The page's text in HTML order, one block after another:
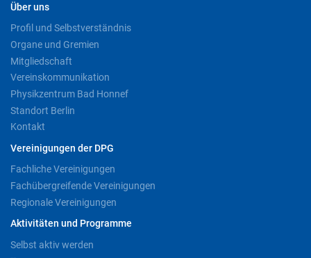
Über uns
Profil und Selbstverständnis
Organe und Gremien
Mitgliedschaft
Vereinskommunikation
Physikzentrum Bad Honnef
Standort Berlin
Kontakt
Vereinigungen der DPG
Fachliche Vereinigungen
Fachübergreifende Vereinigungen
Regionale Vereinigungen
Aktivitäten und Programme
Selbst aktiv werden